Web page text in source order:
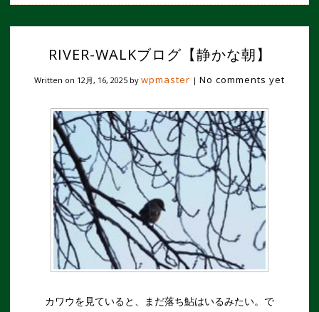
RIVER-WALKブログ【静かな朝】
Written on 12月, 16, 2025 by wpmaster | No comments yet
カワウを見ていると、まだ落ち鮎はいるみたい。で